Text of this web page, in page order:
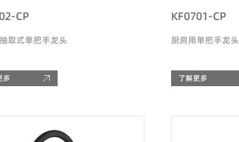
CP
取式单把手龙头
多
KF0701-CP
厨房用单把手龙头
了解更多